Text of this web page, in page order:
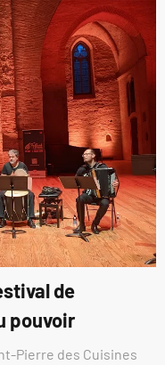
de
pouvoir
Pierre des Cuisines